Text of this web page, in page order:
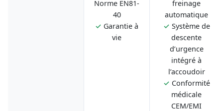
Norme EN81-
40
✓ Garantie à
vie
freinage
automatique
✓ Système de
descente
d’urgence
intégré à
l’accoudoir
✓ Conformité
médicale
CEM/EMI